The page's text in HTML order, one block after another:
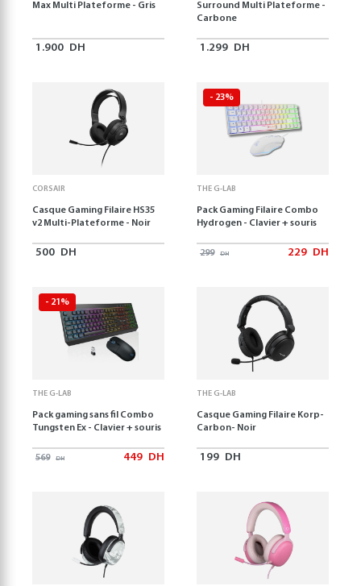
Max Multi Plateforme - Gris
1.900 DH
Surround Multi Plateforme -
Carbone
1.299 DH
CORSAIR
Casque Gaming Filaire HS35
v2 Multi-Plateforme - Noir
500 DH
- 23%
THE G-LAB
Pack Gaming Filaire Combo
Hydrogen - Clavier + souris
299 DH 229 DH
- 21%
THE G-LAB
Pack gaming sans fil Combo
Tungsten Ex - Clavier + souris
569 DH 449 DH
THE G-LAB
Casque Gaming Filaire Korp-
Carbon- Noir
199 DH